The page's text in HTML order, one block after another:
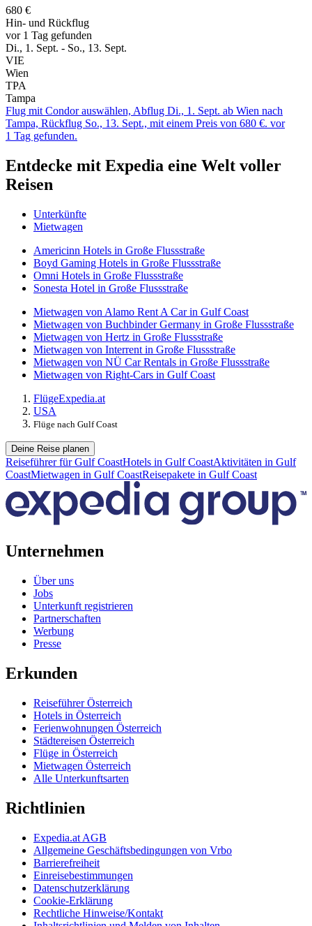
680 €
Hin- und Rückflug
vor 1 Tag gefunden
Di., 1. Sept. - So., 13. Sept.
VIE
Wien
TPA
Tampa
Flug mit Condor auswählen, Abflug Di., 1. Sept. ab Wien nach
Tampa, Rückflug So., 13. Sept., mit einem Preis von 680 €. vor
1 Tag gefunden.
Entdecke mit Expedia eine Welt voller
Reisen
Unterkünfte
Mietwagen
Americinn Hotels in Große Flussstraße
Boyd Gaming Hotels in Große Flussstraße
Omni Hotels in Große Flussstraße
Sonesta Hotel in Große Flussstraße
Mietwagen von Alamo Rent A Car in Gulf Coast
Mietwagen von Buchbinder Germany in Große Flussstraße
Mietwagen von Hertz in Große Flussstraße
Mietwagen von Interrent in Große Flussstraße
Mietwagen von NÜ Car Rentals in Große Flussstraße
Mietwagen von Right-Cars in Gulf Coast
FlügeExpedia.at
USA
Flüge nach Gulf Coast
Deine Reise planen
Reiseführer für Gulf CoastHotels in Gulf CoastAktivitäten in Gulf
CoastMietwagen in Gulf CoastReisepakete in Gulf Coast
Unternehmen
Über uns
Jobs
Unterkunft registrieren
Partnerschaften
Werbung
Presse
Erkunden
Reiseführer Österreich
Hotels in Österreich
Ferienwohnungen Österreich
Städtereisen Österreich
Flüge in Österreich
Mietwagen Österreich
Alle Unterkunftsarten
Richtlinien
Expedia.at AGB
Allgemeine Geschäftsbedingungen von Vrbo
Barrierefreiheit
Einreisebestimmungen
Datenschutzerklärung
Cookie-Erklärung
Rechtliche Hinweise/Kontakt